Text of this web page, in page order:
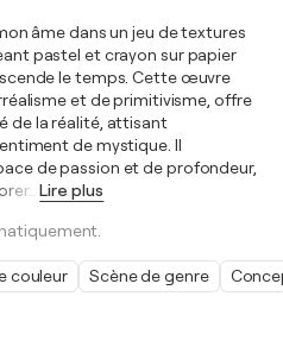
âme dans un jeu de textures
pastel et crayon sur papier
le temps. Cette œuvre
et de primitivisme, offre
de la réalité, attisant
de mystique. Il
de passion et de profondeur,
… Lire plus
couleur Scène de genre